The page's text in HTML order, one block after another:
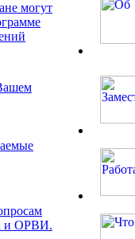
могут
и ОРВИ.